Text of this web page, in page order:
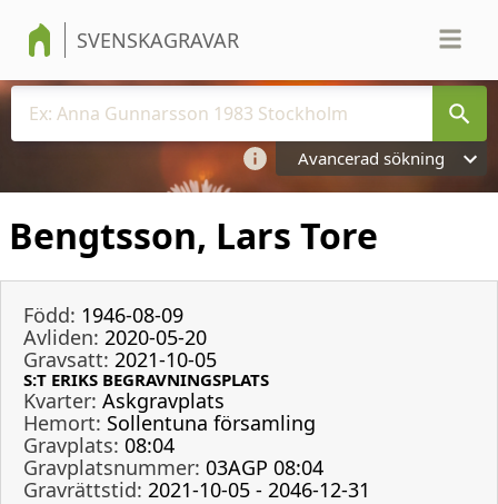
SVENSKAGRAVAR
Avancerad sökning
Bengtsson, Lars Tore
Född: 1946-08-09
Avliden: 2020-05-20
Gravsatt: 2021-10-05
S:T ERIKS BEGRAVNINGSPLATS
Kvarter: Askgravplats
Hemort: Sollentuna församling
Gravplats: 08:04
Gravplatsnummer: 03AGP 08:04
Gravrättstid: 2021-10-05 - 2046-12-31